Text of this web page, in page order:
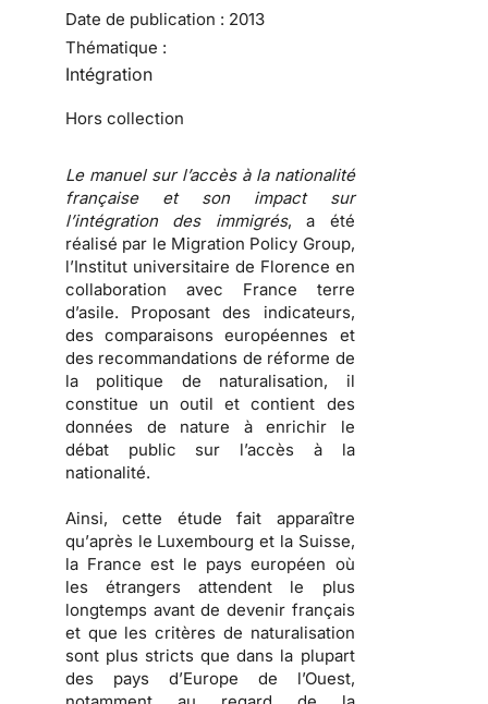
Date de publication : 2013
Thématique :
Intégration
Hors collection
Le manuel sur l’accès à la nationalité
française et son impact sur
l’intégration des immigrés, a été
réalisé par le Migration Policy Group,
l’Institut universitaire de Florence en
collaboration avec France terre
d’asile. Proposant des indicateurs,
des comparaisons européennes et
des recommandations de réforme de
la politique de naturalisation, il
constitue un outil et contient des
données de nature à enrichir le
débat public sur l’accès à la
nationalité.
Ainsi, cette étude fait apparaître
qu’après le Luxembourg et la Suisse,
la France est le pays européen où
les étrangers attendent le plus
longtemps avant de devenir français
et que les critères de naturalisation
sont plus stricts que dans la plupart
des pays d’Europe de l’Ouest,